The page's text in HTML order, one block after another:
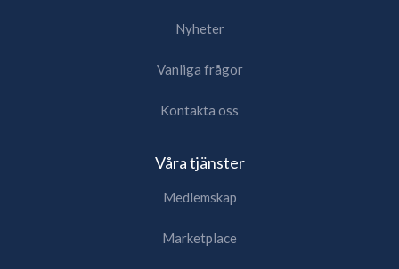
Nyheter
Vanliga frågor
Kontakta oss
Våra tjänster
Medlemskap
Marketplace